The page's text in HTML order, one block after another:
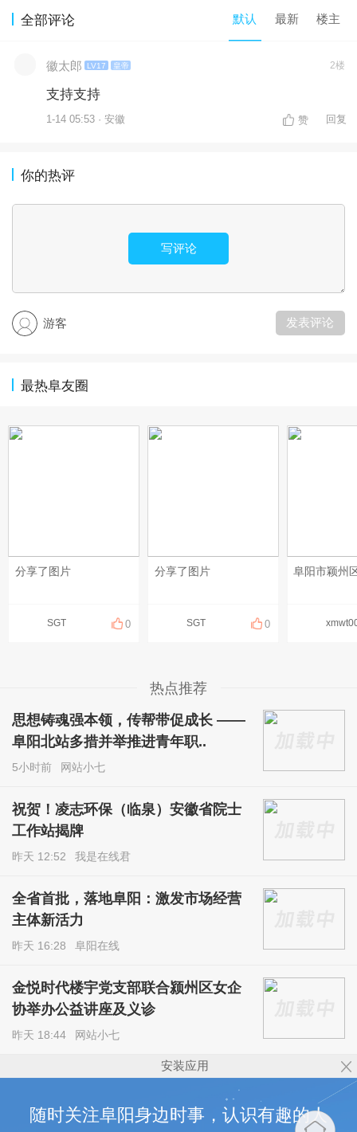
全部评论 默认 最新 楼主
徽太郎 LV17 皇帝 2楼
支持支持
1-14 05:53 · 安徽 赞 回复
你的热评
写评论
游客 发表评论
最热阜友圈
分享了图片
SGT 0
分享了图片
SGT 0
热点推荐
思想铸魂强本领，传帮带促成长 ——
阜阳北站多措并举推进青年职..
5小时前 网站小七
祝贺！凌志环保（临泉）安徽省院士
工作站揭牌
昨天 12:52 我是在线君
全省首批，落地阜阳：激发市场经营
主体新活力
昨天 16:28 阜阳在线
金悦时代楼宇党支部联合颍州区女企
协举办公益讲座及义诊
昨天 18:44 网站小七
安装应用
随时关注阜阳身边时事，认识有趣的人